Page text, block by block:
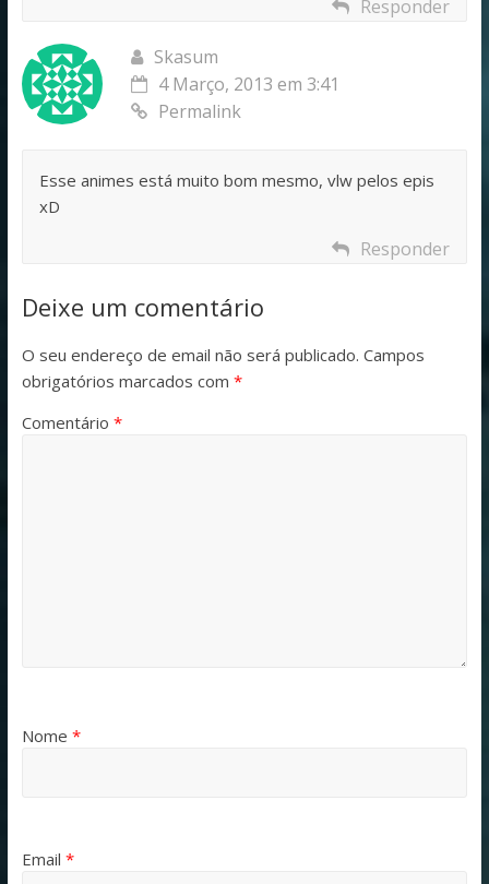
Responder
Skasum
4 Março, 2013 em 3:41
Permalink
Esse animes está muito bom mesmo, vlw pelos epis
xD
Responder
Deixe um comentário
O seu endereço de email não será publicado. Campos
obrigatórios marcados com *
Comentário *
Nome *
Email *